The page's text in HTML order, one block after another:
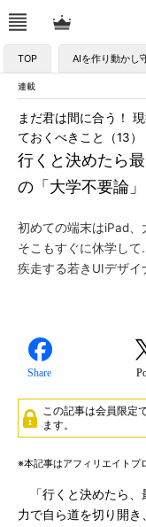
TOP AIを作り動かし
連載
行くと決めたら
の「大学不要論」
まだ君は間に合う！
ておくべきこと（13）
初めての端末はiPad
そこもすぐに休学し
疾走する若きUIデザイ
Share
この記事は会員限定で
ます。
※本記事はアフィリエイトプ
「行くと決めたら
力で自ら道を切り開